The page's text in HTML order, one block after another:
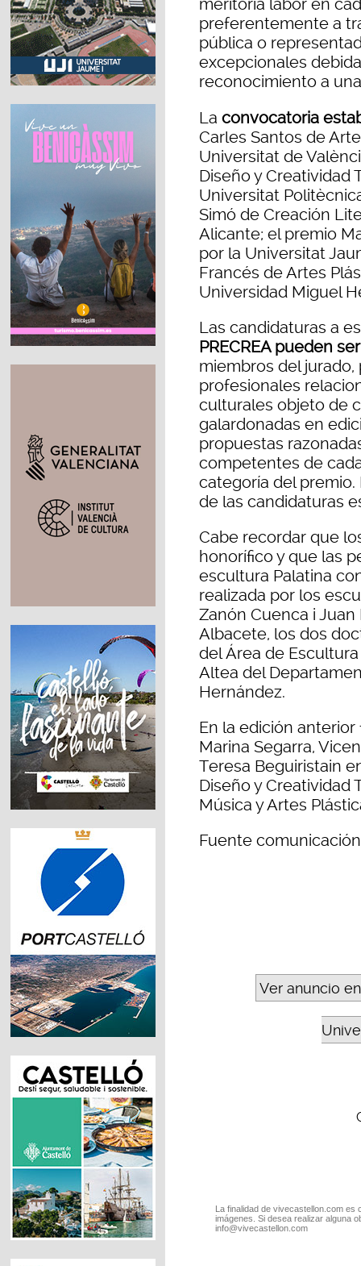
meritoria labor en
preferentemente a
pública o
excepcionales
reconocimiento a
La convocatoria
Carles Santos de
Universitat de
Diseño y Creatividad
Universitat
Simó de Creación
Alicante; el premio
por la Universitat
Francés de Artes
Universidad Miguel
Las candidaturas a
PRECREA pueden
miembros del
profesionales
culturales objeto de
galardonadas en
propuestas
competentes de
categoría del
de las candidaturas
Cabe recordar que
honorífico y que las
escultura Palatina
realizada por los
Zanón Cuenca i
Albacete, los dos
del Área de
Altea del
Hernández.
En la edición
Marina Segarra,
Teresa Beguiristain
Diseño y Creatividad
Música y Artes
Fuente
Ver anuncio
La finalidad de vivecastellon.com
imágenes. Si desea realizar alguna
info@vivecastellon.com